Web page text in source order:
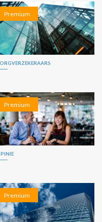
Premium
Premium
Premium